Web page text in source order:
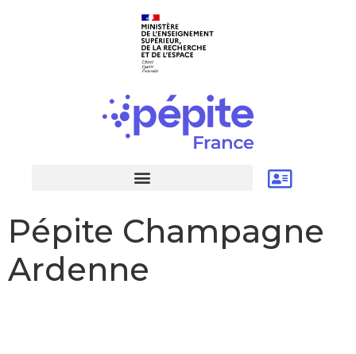
Pépite Champagne
Ardenne